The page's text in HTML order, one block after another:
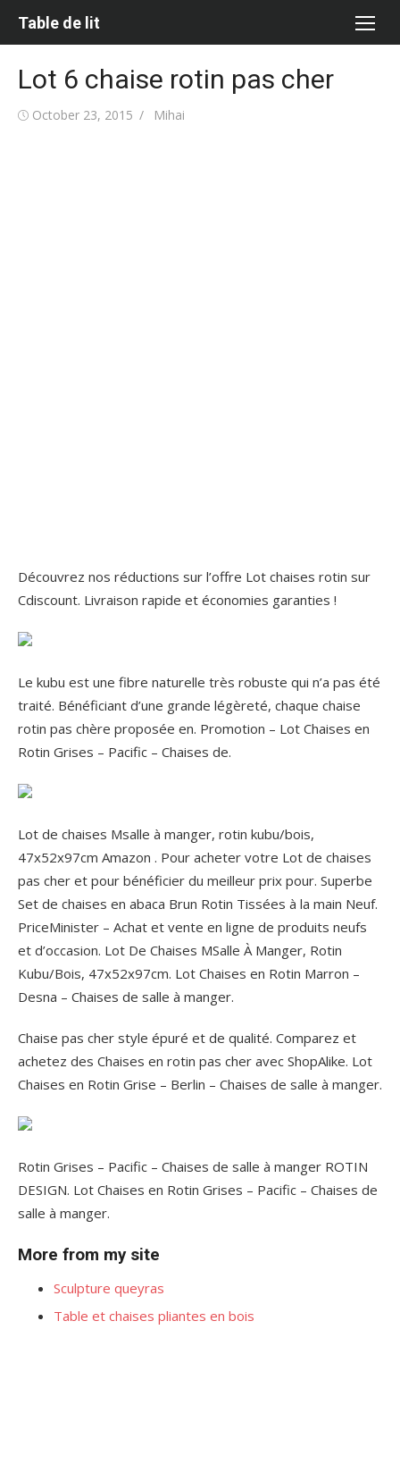
Table de lit
Lot 6 chaise rotin pas cher
Posted
October 23, 2015 Author
Mihai
Découvrez nos réductions sur l’offre Lot chaises rotin sur
Cdiscount. Livraison rapide et économies garanties !
Le kubu est une fibre naturelle très robuste qui n’a pas été
traité. Bénéficiant d’une grande légèreté, chaque chaise
rotin pas chère proposée en. Promotion – Lot Chaises en
Rotin Grises – Pacific – Chaises de.
Lot de chaises Msalle à manger, rotin kubu/bois,
47x52x97cm Amazon . Pour acheter votre Lot de chaises
pas cher et pour bénéficier du meilleur prix pour. Superbe
Set de chaises en abaca Brun Rotin Tissées à la main Neuf.
PriceMinister – Achat et vente en ligne de produits neufs
et d’occasion. Lot De Chaises MSalle À Manger, Rotin
Kubu/Bois, 47x52x97cm. Lot Chaises en Rotin Marron –
Desna – Chaises de salle à manger.
Chaise pas cher style épuré et de qualité. Comparez et
achetez des Chaises en rotin pas cher avec ShopAlike. Lot
Chaises en Rotin Grise – Berlin – Chaises de salle à manger.
Rotin Grises – Pacific – Chaises de salle à manger ROTIN
DESIGN. Lot Chaises en Rotin Grises – Pacific – Chaises de
salle à manger.
More from my site
Sculpture queyras
Table et chaises pliantes en bois